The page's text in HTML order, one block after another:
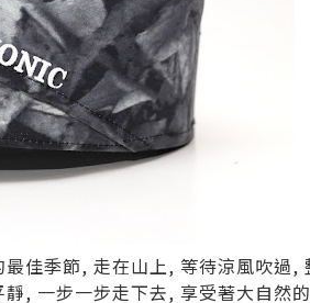
佳季節, 走在山上, 等待涼風吹過
, 一步一步走下去, 享受著大自然